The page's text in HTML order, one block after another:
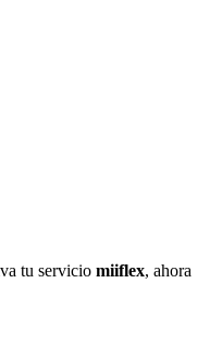
tu servicio miiflex, ahora